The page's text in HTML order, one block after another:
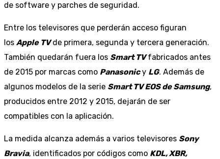
de software y parches de seguridad.
Entre los televisores que perderán acceso figuran
los Apple TVde primera, segunda y tercera generación.
También quedarán fuera los Smart TV fabricados antes
de 2015 por marcas como Panasonic y LG. Además de
algunos modelos de la serie Smart TV EOS de Samsung,
producidos entre 2012 y 2015, dejarán de ser
compatibles con la aplicación.
La medida alcanza además a varios televisores Sony
Bravia, identificados por códigos como KDL, XBR,